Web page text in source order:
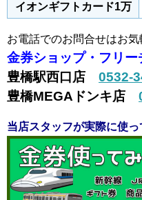
イオンギフトカード1万
お電話でのお問合せはお気
金券ショップ・フリ
豊橋駅西口店 0532-
豊橋MEGAドンキ店
当店スタッフが実際に使っ